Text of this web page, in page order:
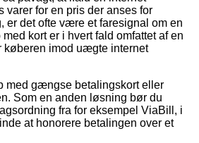
for en pris der anses for
er det ofte være et faresignal om en
kort er i hvert fald omfattet af en
køberen imod uægte internet
med gængse betalingskort eller
Som en anden løsning bør du
fra for eksempel ViaBill, i
at honorere betalingen over et